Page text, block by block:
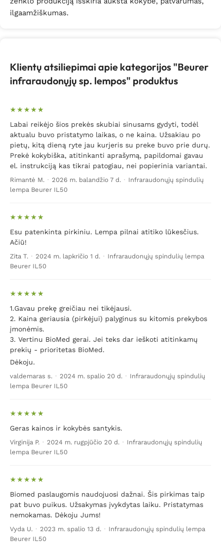
ilgaamžiškumas.
Klientų atsiliepimai apie kategorijos "Beurer
infraraudonųjų sp. lempos" produktus
Labai reikėjo šios prekės skubiai sinusams gydyti, todėl
aktualu buvo pristatymo laikas, o ne kaina. Užsakiau po
pietų, kitą dieną ryte jau kurjeris su preke buvo prie durų.
Prekė kokybiška, atitinkanti aprašymą, papildomai gavau
el. instrukciją kas tikrai patogiau, nei popierinia variantai.
Rimantė M. · 2026 m. balandžio 7 d. · Infraraudonųjų spindulių
lempa Beurer IL50
Esu patenkinta pirkiniu. Lempa pilnai atitiko lūkesčius.
Ačiū!
Zita T. · 2024 m. lapkričio 1 d. · Infraraudonųjų spindulių lempa
Beurer IL50
1.Gavau prekę greičiau nei tikėjausi.
2. Kaina geriausia (pirkėjui) palyginus su kitomis prekybos
įmonėmis.
3. Vertinu BioMed gerai. Jei teks dar ieškoti atitinkamų
prekių - prioritetas BioMed.
Dėkoju.
valdemaras s. · 2024 m. spalio 20 d. · Infraraudonųjų spindulių
lempa Beurer IL50
Geras kainos ir kokybės santykis.
Virginija P. · 2024 m. rugpjūčio 20 d. · Infraraudonųjų spindulių
lempa Beurer IL50
Biomed paslaugomis naudojuosi dažnai. Šis pirkimas taip
pat buvo puikus. Užsakymas įvykdytas laiku. Pristatymas
nemokamas. Dėkoju Jums!
Vyda U. · 2023 m. spalio 13 d. · Infraraudonųjų spindulių lempa
Beurer IL50